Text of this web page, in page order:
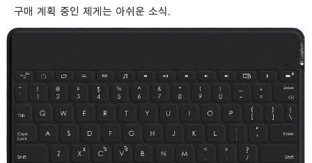
구매 계획 중인 제게는 아쉬운 소식.